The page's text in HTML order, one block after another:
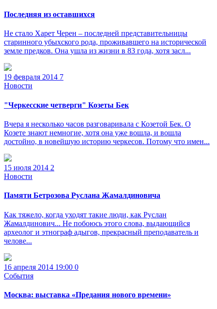
Последняя из оставшихся
Не стало Харет Черен – последней представительницы
старинного убыхского рода, проживавшего на исторической
земле предков. Она ушла из жизни в 83 года, хотя засл...
19 февраля 2014 7
Новости
"Черкесские четверги" Козеты Бек
Вчера я несколько часов разговаривала с Козетой Бек. О
Козете знают немногие, хотя она уже вошла, и вошла
достойно, в новейшую историю черкесов. Потому что имен...
15 июля 2014 2
Новости
Памяти Бетрозова Руслана Жамалдиновича
Как тяжело, когда уходят такие люди, как Руслан
Жамалдинович... Не побоюсь этого слова, выдающийся
археолог и этнограф адыгов, прекрасный преподаватель и
челове...
16 апреля 2014 19:00 0
События
Москва: выставка «Предания нового времени»